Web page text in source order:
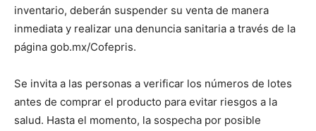
inventario, deberán suspender su venta de manera
inmediata y realizar una denuncia sanitaria a través de la
página gob.mx/Cofepris.
Se invita a las personas a verificar los números de lotes
antes de comprar el producto para evitar riesgos a la
salud. Hasta el momento, la sospecha por posible